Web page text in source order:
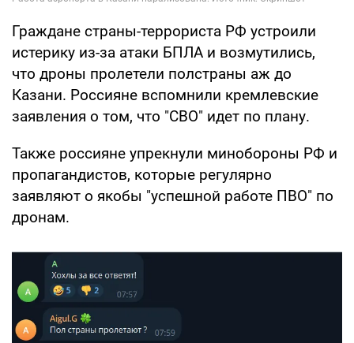
Граждане страны-террориста РФ устроили
истерику из-за атаки БПЛА и возмутились,
что дроны пролетели полстраны аж до
Казани. Россияне вспомнили кремлевские
заявления о том, что "СВО" идет по плану.
Также россияне упрекнули минобороны РФ и
пропагандистов, которые регулярно
заявляют о якобы "успешной работе ПВО" по
дронам.